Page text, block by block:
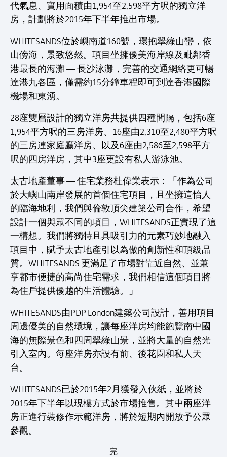
代氣息、實用面積由1,954至2,598平方呎的獨立洋
房，計劃將於2015年下半年推出市場。
WHITESANDS位於嶼南道160號，環抱翠綠山巒，依
山傍海，景致悠然。項目坐擁優美海岸線及毗鄰香
港最長的海灘 — 長沙泳灘，完善的交通網絡更可暢
達港九各區，僅需約15分鐘車程即可到達香港國際
機場和東湧。
28座雙層設計的獨立洋房共提供四種間隔，包括6座
1,954平方呎的三房洋房、16座由2,310至2,480平方呎
的三房連家庭廳洋房、以及6座由2,586至2,598平方
呎的四房洋房，其中3座更設有私人游泳池。
太古地產董事 — 住宅業務杜偉業表示：「作為公司
於大嶼山南岸發展的首個住宅項目，且坐擁這怡人
的臨海地利，我們與倫敦頂尖建築公司合作，希望
設計一個與眾不同的項目，WHITESANDS正實現了這
一構想。我們將獨特且具吸引力的元素巧妙地融入
項目中，賦予太古地產引以為傲的創新性和頂級品
質。WHITESANDS 更滿足了市場對靠近自然、並兼
享都市便捷的高尚住宅需求，我們相信這個項目將
為住戶提供優越的生活體驗。」
WHITESANDS由PDP London建築公司設計，善用項目
周邊優美的自然環境，讓每座洋房均能飽覽南中國
海的無際景色和四周翠綠山景，並將大量的自然光
引入室內。每座洋房亦設有前、後花園和私人天
台。
WHITESANDS已於2015年2月獲發入伙紙，並將於
2015年下半年以現樓方式於市場推售。其中兩座洋
房正進行裝修作示範洋房，將於短期內開放予公眾
參觀。
-完-